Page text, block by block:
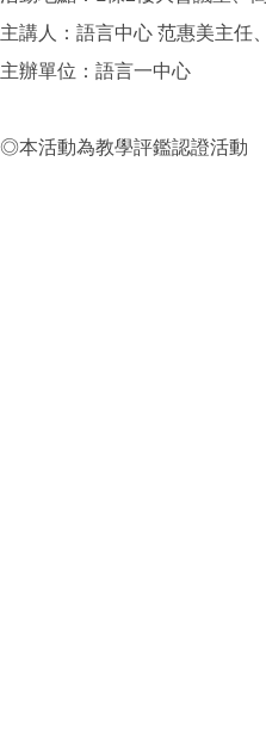
主講人：語言中心 范惠美主任
主辦單位：語言一中心
◎本活動為教學評鑑認證活動